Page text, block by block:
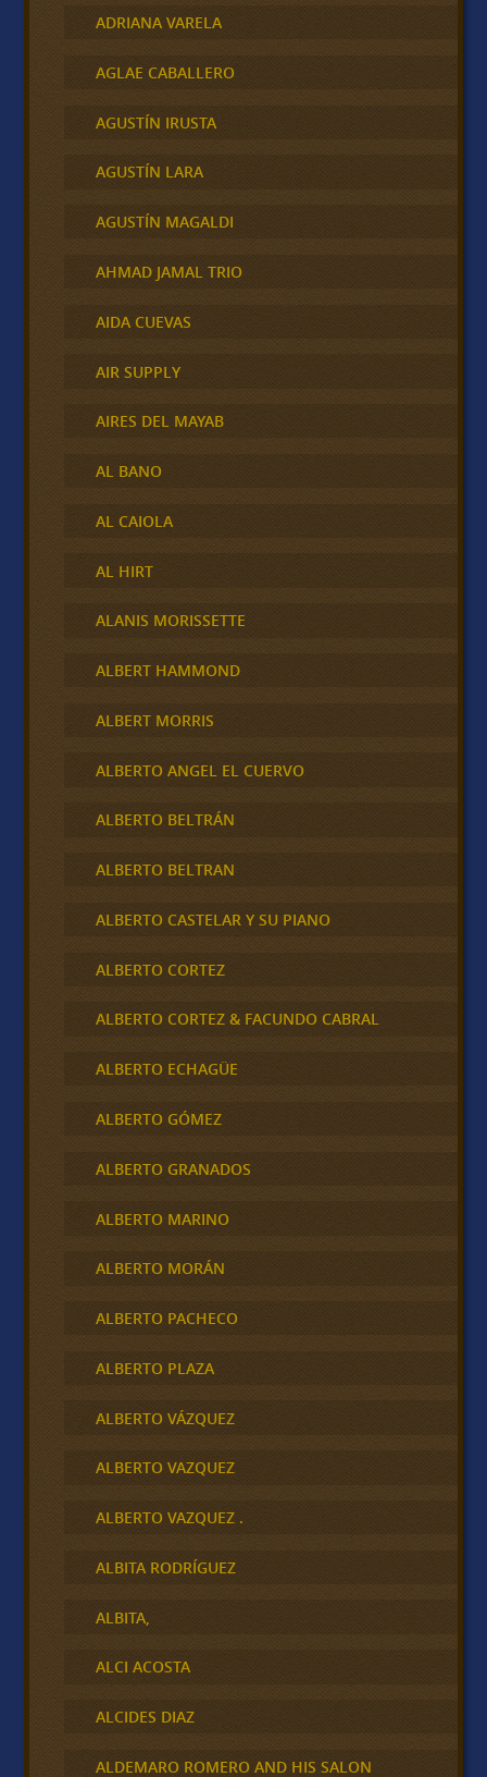
ADRIANA VARELA
AGLAE CABALLERO
AGUSTÍN IRUSTA
AGUSTÍN LARA
AGUSTÍN MAGALDI
AHMAD JAMAL TRIO
AIDA CUEVAS
AIR SUPPLY
AIRES DEL MAYAB
AL BANO
AL CAIOLA
AL HIRT
ALANIS MORISSETTE
ALBERT HAMMOND
ALBERT MORRIS
ALBERTO ANGEL EL CUERVO
ALBERTO BELTRÁN
ALBERTO BELTRAN
ALBERTO CASTELAR Y SU PIANO
ALBERTO CORTEZ
ALBERTO CORTEZ & FACUNDO CABRAL
ALBERTO ECHAGÜE
ALBERTO GÓMEZ
ALBERTO GRANADOS
ALBERTO MARINO
ALBERTO MORÁN
ALBERTO PACHECO
ALBERTO PLAZA
ALBERTO VÁZQUEZ
ALBERTO VAZQUEZ
ALBERTO VAZQUEZ .
ALBITA RODRÍGUEZ
ALBITA,
ALCI ACOSTA
ALCIDES DIAZ
ALDEMARO ROMERO AND HIS SALON